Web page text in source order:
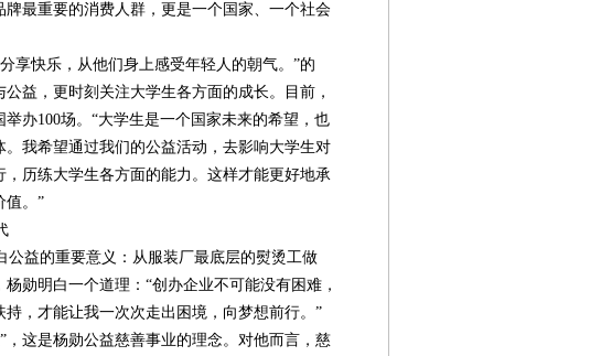
最重要的消费人群，更是一个国家、一个社会
享快乐，从他们身上感受年轻人的朝气。”的
益，更时刻关注大学生各方面的成长。目前，
办100场。“大学生是一个国家未来的希望，也
我希望通过我们的公益活动，去影响大学生对
历练大学生各方面的能力。这样才能更好地承
值。”
益的重要意义：从服装厂最底层的熨烫工做
勋明白一个道理：“创办企业不可能没有困难，
，才能让我一次次走出困境，向梦想前行。”
这是杨勋公益慈善事业的理念。对他而言，慈